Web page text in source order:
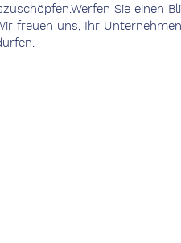
Sie einen
freuen uns, Ihr